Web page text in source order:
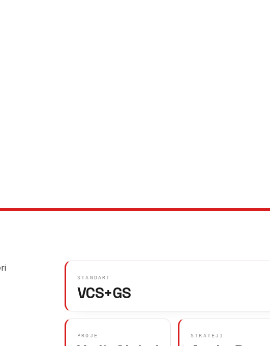
STANDART
VCS+GS
PROJE STRATEJI